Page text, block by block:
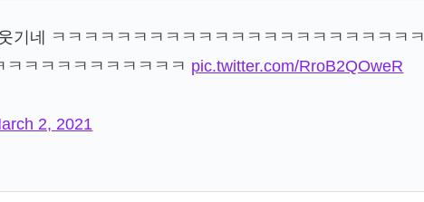
기네 ㅋㅋㅋㅋㅋㅋㅋㅋㅋㅋㅋㅋㅋㅋㅋㅋㅋㅋㅋㅋㅋㅋㅋ
ㅋㅋㅋㅋㅋㅋㅋㅋㅋㅋ pic.twitter.com/RroB2QOweR
2, 2021